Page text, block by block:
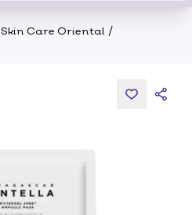
Skin Care Oriental /